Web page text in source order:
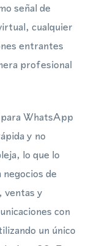
señal de
cualquier
entrantes
profesional
WhatsApp
y no
lo que lo
de
ventas y
con
un único